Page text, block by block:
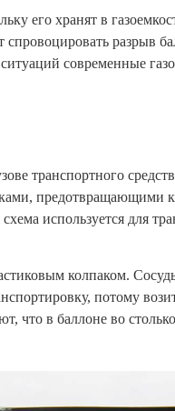
его хранят в
разрыв
современные
транспортного
предотвращающими
используется для
колпаком.
потому
что в баллоне во